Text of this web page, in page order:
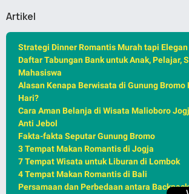
Artikel
Strategi Dinner Romantis Murah tapi Elegan
Daftar Tabungan Bank untuk Anak, Pelajar,
Mahasiswa
Alasan Kenapa Berwisata di Gunung Bromo
Hari?
Cara Aman Belanja di Wisata Malioboro
Anti Jebol
Fakta-fakta Seputar Gunung Bromo
3 Tempat Makan Romantis di Jogja
7 Tempat Wisata untuk Liburan di Lombok
4 Tempat Makan Romantis di Bali
Persamaan dan Perbedaan antara